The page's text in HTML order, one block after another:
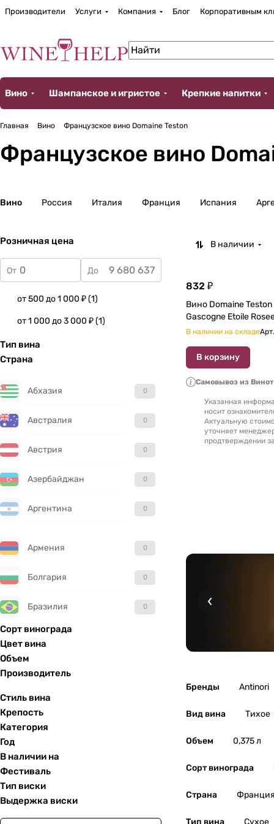
Производители Услуги Компания Блог Корпоративным
Вино Шампанское и игристое Крепкие напитки
Главная Вино Французское вино Domaine Teston
Французское вино
Вино Россия Италия Франция Испания
Розничная цена
От До
от 500 до 1 000 ₽(1)
от 1 000 до 3 000 ₽(1)
Тип вина
Страна
Абхазия 0
Австралия 0
Австрия 0
Азербайджан 0
Аргентина 0
Армения 0
Болгария 0
Бразилия 0
Великобритания
Гватемала
Германия
Греция
Грузия
Сорт винограда
Цвет вина
Объем
Производитель
Стиль вина
Крепость
Категория
Год
В наличии на
Фестиваль
Тип виски
Выдержка виски
В наличии
832 ₽
Вино Domaine Teston
В наличии на складеАрт.
В корзину
Самовывоз из
Указанная
носит
Актуальную
уточняет
продтверждении
Бренды Antinori
Вид вина Тихое
Объем 0,375 л
Сорт винограда
Страна Франция
Тип вина Сухое